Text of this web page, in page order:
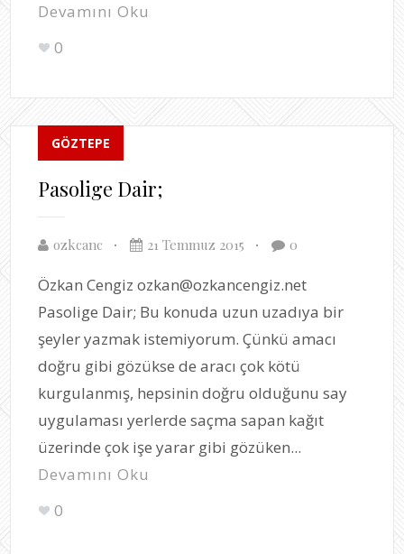
Devamını Oku
0
GÖZTEPE
Pasolige Dair;
ozkcanc 21 Temmuz 2015 0
Özkan Cengiz ozkan@ozkancengiz.net
Pasolige Dair; Bu konuda uzun uzadıya bir
şeyler yazmak istemiyorum. Çünkü amacı
doğru gibi gözükse de aracı çok kötü
kurgulanmış, hepsinin doğru olduğunu say
uygulaması yerlerde saçma sapan kağıt
üzerinde çok işe yarar gibi gözüken...
Devamını Oku
0